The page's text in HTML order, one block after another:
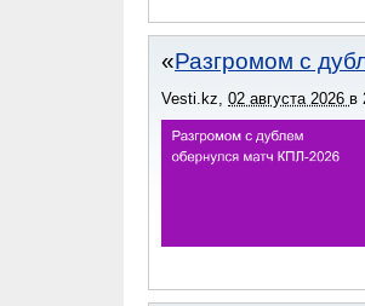
Разгромом с
Vesti.kz, 02 августа 2026 в